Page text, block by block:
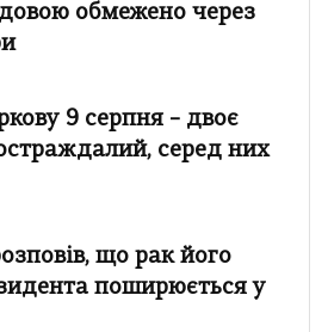
обмежено через
9 серпня – двоє
серед них
що рак його
поширюється у